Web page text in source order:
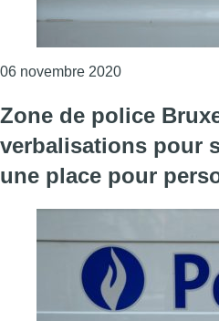
06 novembre 2020Consulter
Zone de police
verbalisations pour
une place pour